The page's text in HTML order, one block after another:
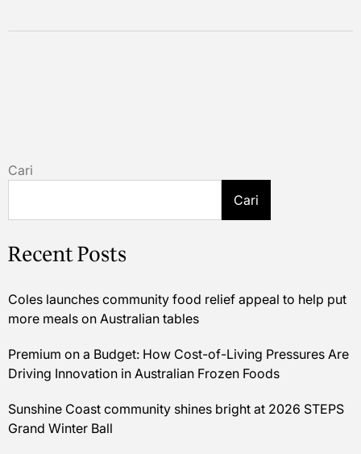
Cari
Cari
Recent Posts
Coles launches community food relief appeal to help put
more meals on Australian tables
Premium on a Budget: How Cost-of-Living Pressures Are
Driving Innovation in Australian Frozen Foods
Sunshine Coast community shines bright at 2026 STEPS
Grand Winter Ball